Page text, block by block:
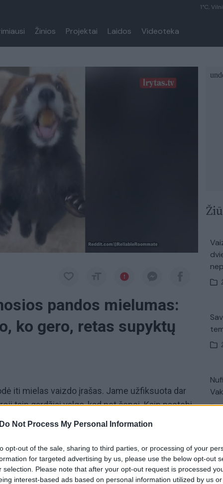
Do Not Process My Personal Information
opt-out of the sale, sharing to third parties, or processing of your
for targeted advertising by us, please use the below opt-out
selection. Please note that after your opt-out request is processed
interest-based ads based on personal information utilized by us
1°C,
Žinios Projektai Laidos Videoteka
pandos mielumas:
ko gero, retas supyktų
iti mielas vaizdo įrašas. Jame užfiksuota dar
taip gardžiai valgo, kad net čepsi. Kaip pastebi
skleidžiami garsai bevalgant, ši garsiai kramtanti
tūkstančius žmonių, o komentarų
mielas vaizdelis Video tik Lrytas.TV